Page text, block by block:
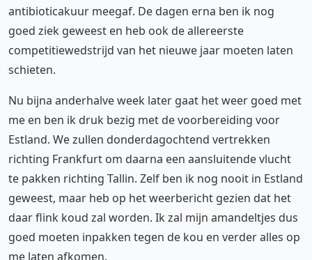
antibioticakuur meegaf. De dagen erna ben ik nog
goed ziek geweest en heb ook de allereerste
competitiewedstrijd van het nieuwe jaar moeten laten
schieten.
Nu bijna anderhalve week later gaat het weer goed met
me en ben ik druk bezig met de voorbereiding voor
Estland. We zullen donderdagochtend vertrekken
richting Frankfurt om daarna een aansluitende vlucht
te pakken richting Tallin. Zelf ben ik nog nooit in Estland
geweest, maar heb op het weerbericht gezien dat het
daar flink koud zal worden. Ik zal mijn amandeltjes dus
goed moeten inpakken tegen de kou en verder alles op
me laten afkomen.